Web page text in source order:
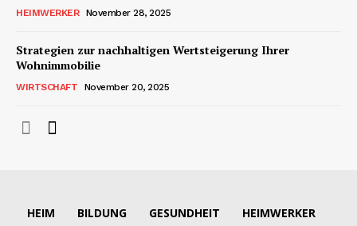
HEIMWERKER November 28, 2025
Strategien zur nachhaltigen Wertsteigerung Ihrer
Wohnimmobilie
WIRTSCHAFT November 20, 2025
HEIM BILDUNG GESUNDHEIT HEIMWERKER